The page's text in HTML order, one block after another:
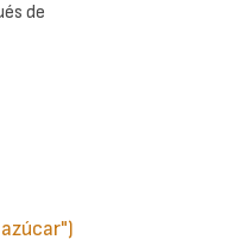
de